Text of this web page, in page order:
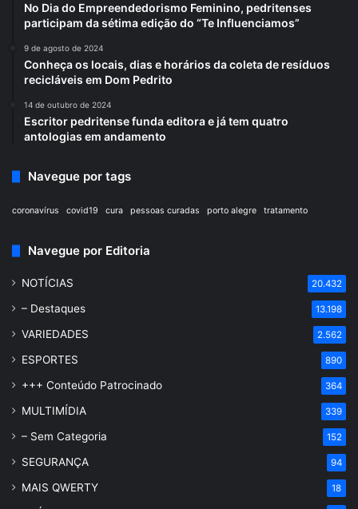
No Dia do Empreendedorismo Feminino, pedritenses
participam da sétima edição do “Te Influenciamos”
9 de agosto de 2024
Conheça os locais, dias e horários da coleta de resíduos
recicláveis em Dom Pedrito
14 de outubro de 2024
Escritor pedritense funda editora e já tem quatro
antologias em andamento
Navegue por tags
coronavírus covid19 cura pessoas curadas porto alegre tratamento
Navegue por Editoria
NOTÍCIAS 20.432
– Destaques 13.198
VARIEDADES 2.562
ESPORTES 890
+++ Conteúdo Patrocinado 364
MULTIMÍDIA 339
– Sem Categoria 152
SEGURANÇA 94
MAIS QWERTY 18